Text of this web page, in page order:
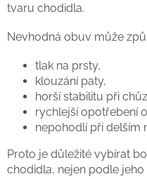
tvaru chodidla.
Nevhodná obuv může
tlak na prsty,
klouzání paty,
horší stabilitu při
rychlejší opotřebení
nepohodlí při delším
Proto je důležité vybírat
chodidla, nejen podle jeho